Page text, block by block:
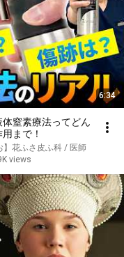
6:34
体窒素療法ってどん
まで！
】花ふさ皮ふ科 / 医師
views